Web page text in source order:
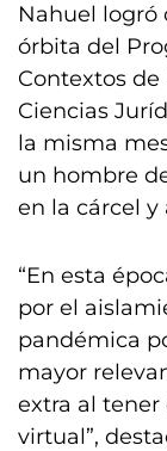
Nahuel logró
órbita del
Contextos
Ciencias
la misma
un hombre
en la cárcel y
“En esta
por el
pandémica
mayor
extra al
virtual”,